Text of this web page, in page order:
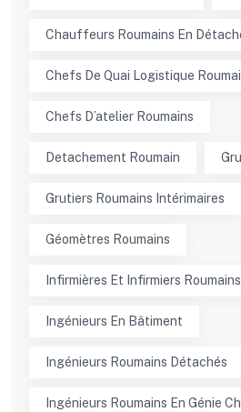
Chauffeurs Roumains En
Chefs De Quai Logistique
Chefs D’atelier Roumains
Detachement Roumain
Grutiers Roumains Intérimaires
Géomètres Roumains
Infirmières Et Infirmiers Roumains
Ingénieurs En Bâtiment
Ingénieurs Roumains Détachés
Ingénieurs Roumains En Génie